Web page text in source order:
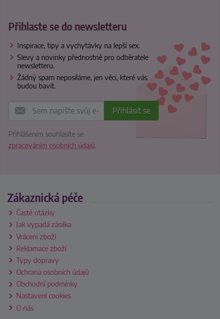
Přihlaste se do newsletteru
Inspirace, tipy a vychytávky na lepší sex.
Slevy a novinky přednostně pro odběratele
newsletteru.
Žádný spam neposíláme, jen věci, které vás
budou bavit.
Přihlášením souhlasíte se
zpracováním osobních údajů.
Zákaznická péče
Časté otázky
Jak vypadá zásilka
Vrácení zboží
Reklamace zboží
Typy dopravy
Ochrana osobních údajů
Obchodní podmínky
Nastavení cookies
O nás